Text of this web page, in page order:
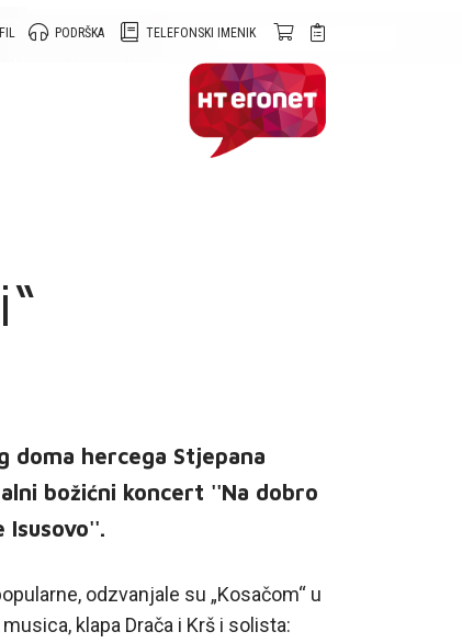
TELEFONSKI IMENIK
PODRŠKA
doma hercega Stjepana
božićni koncert ''Na dobro
Isusovo''.
odzvanjale su „Kosačom“ u
klapa Drača i Krš i solista: